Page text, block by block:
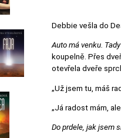
Debbie vešla do
Auto má venku.
koupelně. Přes
otevřela dveře
„Už jsem tu, máš
„Já radost mám,
Do prdele, jak jsem